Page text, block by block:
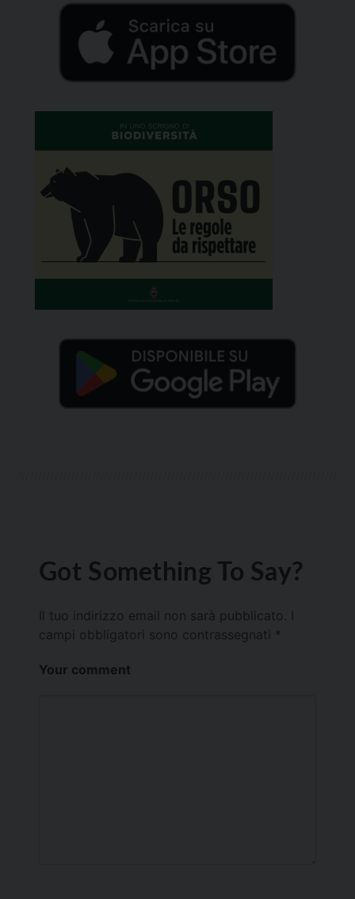
Got Something To Say?
Il tuo indirizzo email non sarà pubblicato.
campi obbligatori sono contrassegnati *
Your comment